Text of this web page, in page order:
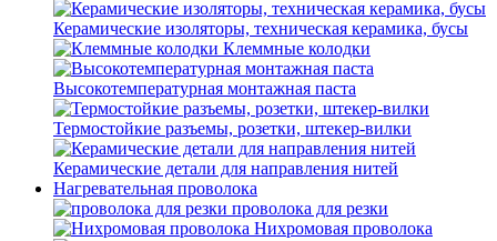
Керамические изоляторы, техническая керамика, бусы
Клеммные колодки
Высокотемпературная монтажная паста
Термостойкие разъемы, розетки, штекер-вилки
Керамические детали для направления нитей
Нагревательная проволока
проволока для резки
Нихромовая проволока